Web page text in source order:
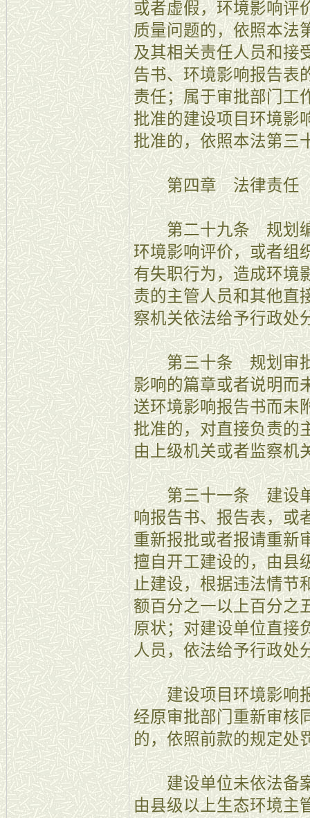
或者虚假，环境影响评
质量问题的，依照本法
及其相关责任人员和接
告书、环境影响报告表
责任；属于审批部门工
批准的建设项目环境影
批准的，依照本法第三
第四章 法律责任
第二十九条 规划编
环境影响评价，或者组
有失职行为，造成环境
责的主管人员和其他直
察机关依法给予行政处
第三十条 规划审批
影响的篇章或者说明而
送环境影响报告书而未
批准的，对直接负责的
由上级机关或者监察机
第三十一条 建设单
响报告书、报告表，或
重新报批或者报请重新
擅自开工建设的，由县
止建设，根据违法情节
额百分之一以上百分之
原状；对建设单位直接
人员，依法给予行政处
建设项目环境影响报
经原审批部门重新审核
的，依照前款的规定处
建设单位未依法备案
由县级以上生态环境主